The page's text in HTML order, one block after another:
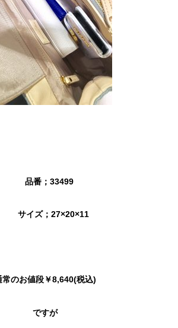
品番；33499
サイズ；27×20×11
常のお値段￥8,640(税込)
ですが